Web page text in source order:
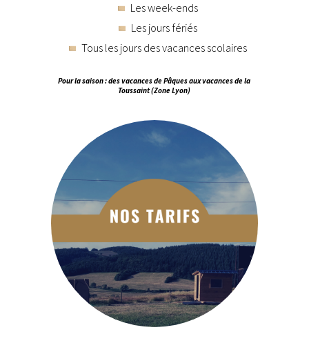
Les week-ends
Les jours fériés
Tous les jours des vacances scolaires
Pour la saison : des vacances de Pâques aux vacances de la
Toussaint (Zone Lyon)